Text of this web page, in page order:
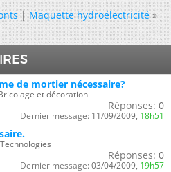
|Maquette hydroélectricité »
de mortier nécessaire?
et décoration
Réponses: 0
Dernier message: 11/09/2009, 18h51
Réponses: 0
Dernier message: 03/04/2009, 19h57